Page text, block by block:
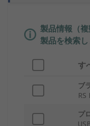
製品情報（
製品を検索し
す
ブ
RS
プ